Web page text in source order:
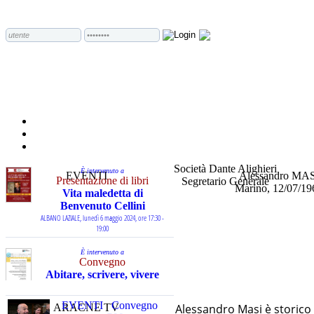
EVENTI
È intervenuto a
Presentazione di libri
Vita maledetta di
Benvenuto Cellini
ALBANO LAZIALE, lunedì 6 maggio 2024, ore 17:30 -
19:00
È intervenuto a
Convegno
Abitare, scrivere, vivere
Consulta lingua-mondo
ARACNE TV
EVENTI Convegno
Alessandro
Marino, 12/07/
Società Dante Alighieri
Segretario Generale
Alessandro Masi è